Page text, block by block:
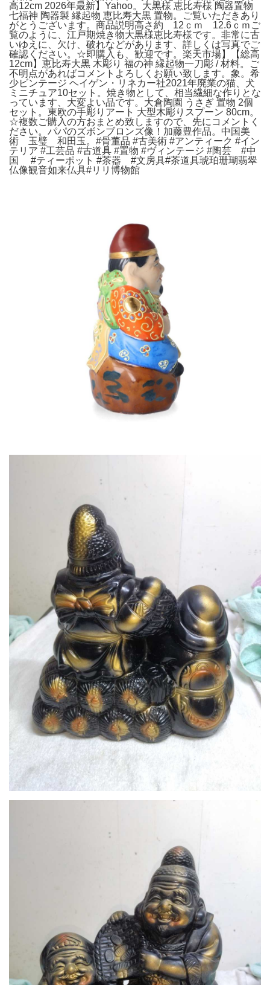
高12cm 2026年最新】Yahoo。大黒様 恵比寿様 陶器置物
七福神 陶器製 縁起物 恵比寿大黒 置物。ご覧いただきあり
がとうございます。商品説明高さ約 12ｃｍ 12.6ｃｍご
覧のように、江戸期焼き物大黒様恵比寿様です。非常に古
いゆえに、欠け、破れなどがあります、詳しくは写真でご
確認ください。☆即購入も、歓迎です。楽天市場】【総高
12cm】恵比寿大黒 木彫り 福の神 縁起物一刀彫 / 材料。ご
不明点があればコメントよろしくお願い致します。象。希
少ビンテージ ヘイゲン・リネカー社2021年廃業の猫、犬
ミニチュア10セット。焼き物として、相当繊細な作りとな
っています、大変よい品です。大倉陶園 うさぎ 置物 2個
セット。東欧の手彫りアート 大型木彫りスプーン 80cm。
☆複数ご購入の方おまとめ致しますので、先にコメントく
ださい。パパのズボンブロンズ像！加藤豊作品。中国美
術 玉璧 和田玉。#骨董品 #古美術 #アンティーク #イン
テリア #工芸品 #古道具 #置物 #ヴィンテージ #陶芸 #中
国 #ティーポット #茶器 #文房具#茶道具琥珀珊瑚翡翠
仏像観音如来仏具#リリ博物館